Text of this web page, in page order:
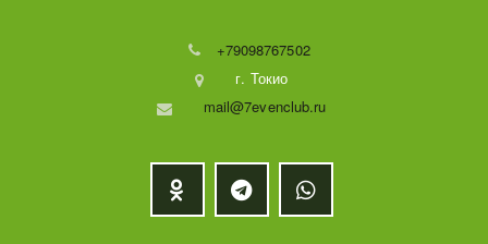
+79098767502
г. Токио
mail@7evenclub.ru